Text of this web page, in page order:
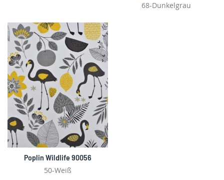
68-Dunkelgrau
Poplin Wildlife 90056
50-Weiß